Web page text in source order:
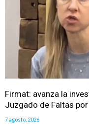
Firmat: avanza la
Juzgado de Faltas
7 agosto, 2026